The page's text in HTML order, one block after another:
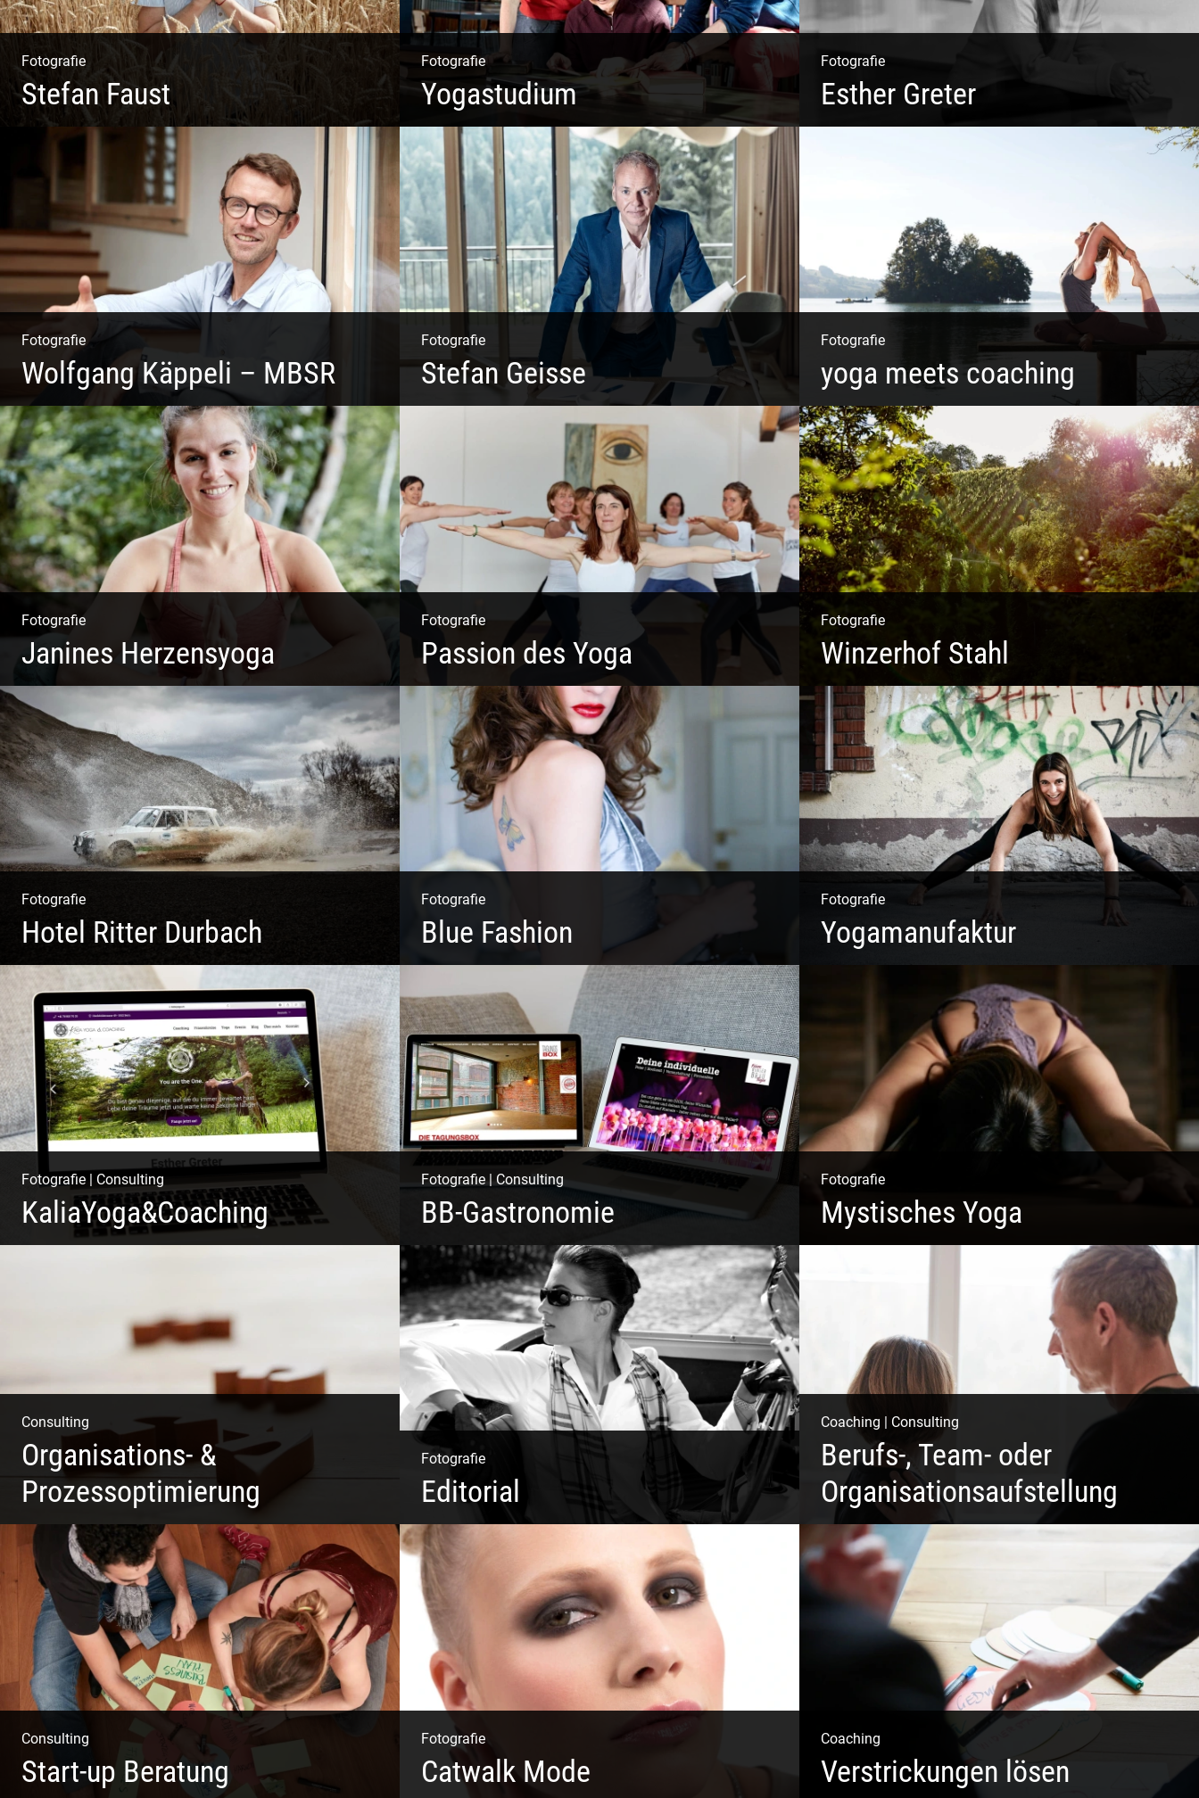
Fotografie
Stefan Faust
Fotografie
Yogastudium
Philosophie | Asana | Yogapraxis
Fotografie
Esther Greter
Fotografie
Wolfgang Käppeli – MBSR
Shooting: Achtsamkeitstrainer
Fotografie
Stefan Geisse
Shooting: Trainer und Coach
Fotografie
yoga meets coaching
Sonnengruß Katharina Kirchner
Fotografie
Janines Herzensyoga
Spontanes Yoga-Shooting
Fotografie
Passion des Yoga
Ein herzliches Team
Fotografie
Winzerhof Stahl
Ganz neu durfte es werden. Alles. Fotos. Web. Shop.
Fotografie
Hotel Ritter Durbach
Matsch|Oldtimer|Männer|Spass
Fotografie
Blue Fashion
Blue Fashion
Fotografie
Yogamanufaktur
Yoga | Fashion | Cool & symphatisch
Fotografie | Consulting
KaliaYoga&Coaching
Fotografie| Consulting
BB-Gastronomie
Fotografie, Marketing & Design
Fotografie
Mystisches Yoga
Yoga und Meditation – mystisch inszeniert
Consulting
Organisations- &
Prozessoptimierung
Erfolg ermöglichen durch Klarheit in der Vision
Fotografie
Editorial
Klassische Editorials
Coaching Consulting
Berufs-, Team- oder
Organisationsaufstellung
Business Coaching – Berufliche Freude ermöglichen
Consulting
Start-up Beratung
Fotografie
Catwalk Mode
Coaching
Verstrickungen lösen